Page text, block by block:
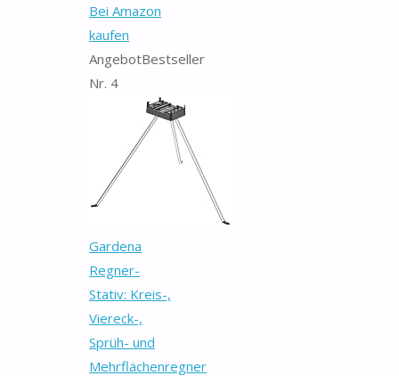
Bei Amazon
kaufen
AngebotBestseller
Nr. 4
Gardena
Regner-
Stativ: Kreis-,
Viereck-,
Sprüh- und
Mehrflächenregner